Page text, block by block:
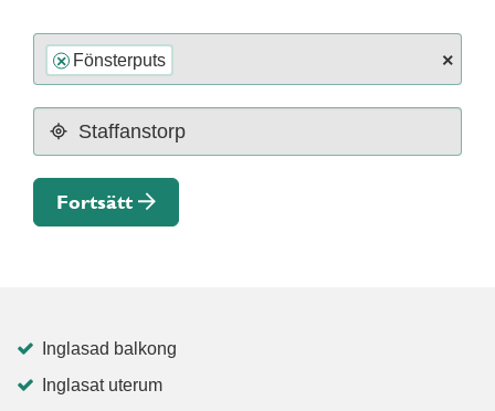
×
× Fönsterputs
Fortsätt
Inglasad balkong
Inglasat uterum